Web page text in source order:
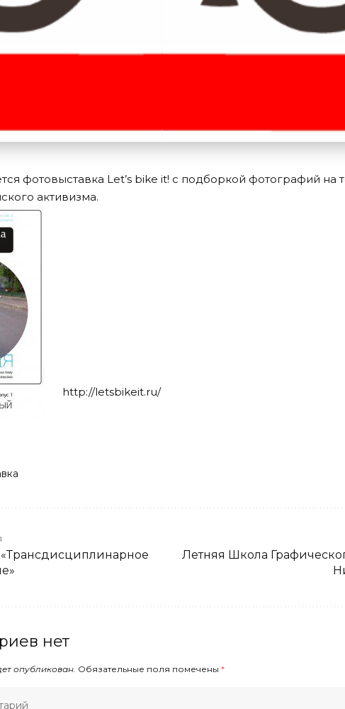
фотовыставка Let’s bike it! с подборкой фотографий на
активизма.
http://letsbikeit.ru/
Летняя Школа
нет
опубликован. Обязательные поля помечены *